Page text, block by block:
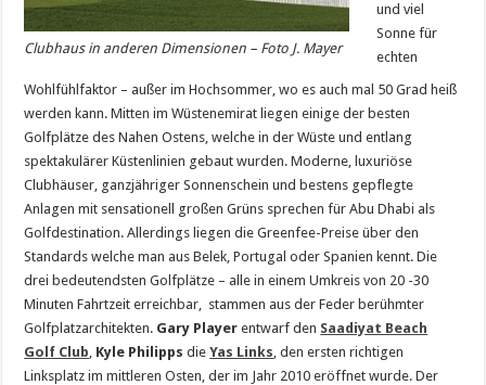
Clubhaus in anderen Dimensionen – Foto J. Mayer
und viel
Sonne für
echten
Wohlfühlfaktor – außer im Hochsommer, wo es auch mal 50 Grad heiß
werden kann. Mitten im Wüstenemirat liegen einige der besten
Golfplätze des Nahen Ostens, welche in der Wüste und entlang
spektakulärer Küstenlinien gebaut wurden. Moderne, luxuriöse
Clubhäuser, ganzjähriger Sonnenschein und bestens gepflegte
Anlagen mit sensationell großen Grüns sprechen für Abu Dhabi als
Golfdestination. Allerdings liegen die Greenfee-Preise über den
Standards welche man aus Belek, Portugal oder Spanien kennt. Die
drei bedeutendsten Golfplätze – alle in einem Umkreis von 20 -30
Minuten Fahrtzeit erreichbar, stammen aus der Feder berühmter
Golfplatzarchitekten. Gary Player entwarf den Saadiyat Beach
Golf Club Kyle Philipps dieYas Links , den ersten richtigen
Linksplatz im mittleren Osten, der im Jahr 2010 eröffnet wurde. Der